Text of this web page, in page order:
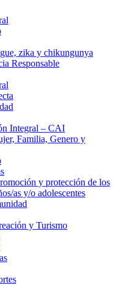
zika y chikungunya
Responsable
Integral – CAI
Familia, Genero y
y protección de los
as y/o adolescentes
y Turismo